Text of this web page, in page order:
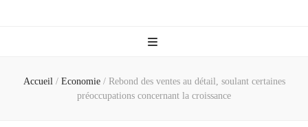
Accueil / Economie / Rebond des ventes au détail, soulant certaines
préoccupations concernant la croissance